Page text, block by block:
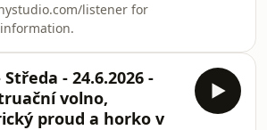
listener for
Středa - 24.6.2026 -
volno,
proud a horko v